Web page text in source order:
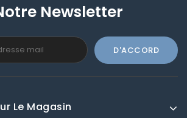
Newsletter
Le Magasin